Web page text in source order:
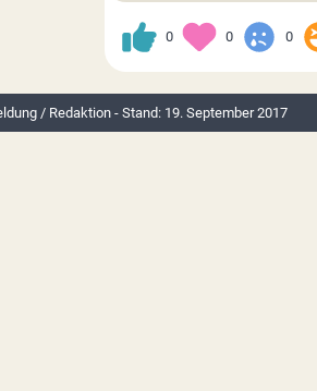
0 0 0
/ Redaktion - Stand: 19. September 2017